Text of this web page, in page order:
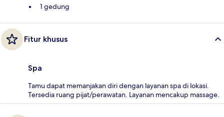
1 gedung
Fitur khusus
Spa
Tamu dapat memanjakan diri dengan layanan spa di lokasi.
Tersedia ruang pijat/perawatan. Layanan mencakup massage.